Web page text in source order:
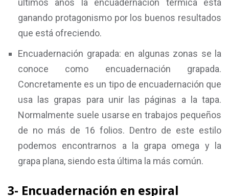
últimos años la encuadernación térmica está
ganando protagonismo por los buenos resultados
que está ofreciendo.
Encuadernación grapada: en algunas zonas se la
conoce como encuadernación grapada.
Concretamente es un tipo de encuadernación que
usa las grapas para unir las páginas a la tapa.
Normalmente suele usarse en trabajos pequeños
de no más de 16 folios. Dentro de este estilo
podemos encontrarnos a la grapa omega y la
grapa plana, siendo esta última la más común.
3- Encuadernación en espiral